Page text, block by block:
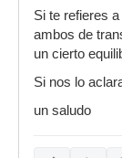
Si te refieres
ambos de
un cierto
Si nos lo
un saludo